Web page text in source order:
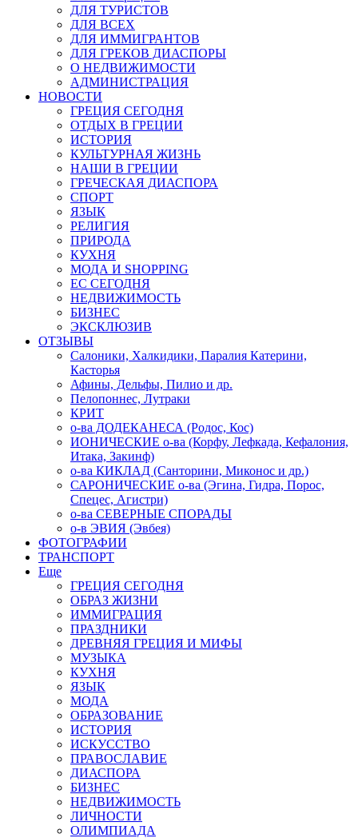
ДЛЯ ТУРИСТОВ
ДЛЯ ВСЕХ
ДЛЯ ИММИГРАНТОВ
ДЛЯ ГРЕКОВ ДИАСПОРЫ
О НЕДВИЖИМОСТИ
АДМИНИСТРАЦИЯ
НОВОСТИ
ГРЕЦИЯ СЕГОДНЯ
ОТДЫХ В ГРЕЦИИ
ИСТОРИЯ
КУЛЬТУРНАЯ ЖИЗНЬ
НАШИ В ГРЕЦИИ
ГРЕЧЕСКАЯ ДИАСПОРА
СПОРТ
ЯЗЫК
РЕЛИГИЯ
ПРИРОДА
КУХНЯ
МОДА И SHOPPING
ЕС СЕГОДНЯ
НЕДВИЖИМОСТЬ
БИЗНЕС
ЭКСКЛЮЗИВ
ОТЗЫВЫ
Салоники, Халкидики, Паралия Катерини,
Касторья
Афины, Дельфы, Пилио и др.
Пелопоннес, Лутраки
КРИТ
о-ва ДОДЕКАНЕСА (Родос, Кос)
ИОНИЧЕСКИЕ о-ва (Корфу, Лефкада, Кефалония,
Итака, Закинф)
о-ва КИКЛАД (Санторини, Миконос и др.)
САРОНИЧЕСКИЕ о-ва (Эгина, Гидра, Порос,
Спецес, Агистри)
о-ва СЕВЕРНЫЕ СПОРАДЫ
о-в ЭВИЯ (Эвбея)
ФОТОГРАФИИ
ТРАНСПОРТ
Еще
ГРЕЦИЯ СЕГОДНЯ
ОБРАЗ ЖИЗНИ
ИММИГРАЦИЯ
ПРАЗДНИКИ
ДРЕВНЯЯ ГРЕЦИЯ И МИФЫ
МУЗЫКА
КУХНЯ
ЯЗЫК
МОДА
ОБРАЗОВАНИЕ
ИСТОРИЯ
ИСКУССТВО
ПРАВОСЛАВИЕ
ДИАСПОРА
БИЗНЕС
НЕДВИЖИМОСТЬ
ЛИЧНОСТИ
ОЛИМПИАДА